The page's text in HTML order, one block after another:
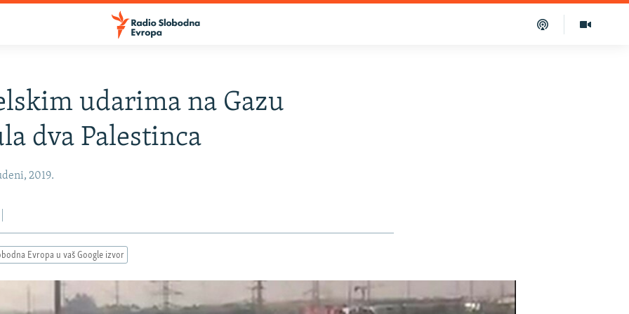
udarima na Gazu
dva Palestinca
2019.
Evropa u vaš Google izvor